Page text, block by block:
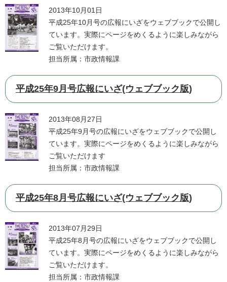
2013年10月01日
平成25年10月号の広報にいざをウェブブックで公開し
ています。実際にページをめくるように楽しみながら
ご覧いただけます。
担当所属：市政情報課
平成25年9月号広報にいざ(ウェブブック版)
2013年08月27日
平成25年9月号の広報にいざをウェブブックで公開し
ています。実際にページをめくるように楽しみながら
ご覧いただけます
担当所属：市政情報課
平成25年8月号広報にいざ(ウェブブック版)
2013年07月29日
平成25年8月号の広報にいざをウェブブックで公開し
ています。実際にページをめくるように楽しみながら
ご覧いただけます。
担当所属：市政情報課